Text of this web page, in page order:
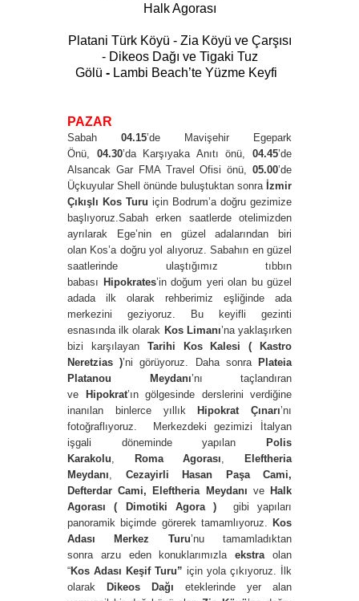
Halk Agorası
Platani Türk Köyü - Zia Köyü ve Çarşısı
- Dikeos Dağı ve Tigaki Tuz
Gölü - Lambi Beach’te Yüzme Keyfi
PAZAR
Sabah 04.15’de Mavişehir Egepark
Önü, 04.30’da Karşıyaka Anıtı önü,04.45’de
Alsancak Gar FMA Travel Ofisi önü, 05.00’de
Üçkuyular Shell önünde buluştuktan sonra İzmir
Çıkışlı Kos Turu için Bodrum’a doğru gezimize
başlıyoruz.Sabah erken saatlerde otelimizden
ayrılarak Ege’nin en güzel adalarından biri
olan Kos’a doğru yol alıyoruz. Sabahın en güzel
saatlerinde ulaştığımız tıbbın
babası Hipokrates’in doğum yeri olan bu güzel
adada ilk olarak rehberimiz eşliğinde ada
merkezini geziyoruz. Bu keyifli gezinti
esnasında ilk olarak Kos Limanı’na yaklaşırken
bizi karşılayan Tarihi
Kos Kalesi ( Kastro
Neretzias )’ni görüyoruz. Daha sonra
Plateia
Platanou Meydanı’nı taçlandıran
ve
Hipokrat’ın gölgesinde derslerini verdiğine
inanılan binlerce yıllık
Hipokrat Çınarı’nı
fotoğraflıyoruz. Merkezdeki gezimizi İtalyan
işgali döneminde yapılan
Polis
Karakolu
Roma Agorası
Eleftheria
Meydanı
Cezayirli Hasan Paşa Cami,
Defterdar Cami, Eleftheria Meydanı ve Halk
Agorası
( Dimotiki Agora )
gibi yapıları
panoramik biçimde görerek tamamlıyoruz.
Kos
Adası Merkez Turu’nu tamamladıktan
sonra arzu eden konuklarımızlaekstraolan
“Kos Adası Keşif Turu” için yola çıkıyoruz. İlk
olarak
Dikeos Dağı eteklerinde yer alan